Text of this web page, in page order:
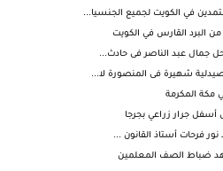
في الكويت لجميع الجنسيا...
البرد القارس في الكويت
جمال عبد الناصر فى حادث...
شهيرة فى المنصورة لا...
مكة المكرمة
جرار زراعي بجرجا
نور فرحات أستاذ القانون ...
ضباط الصف المعلمين